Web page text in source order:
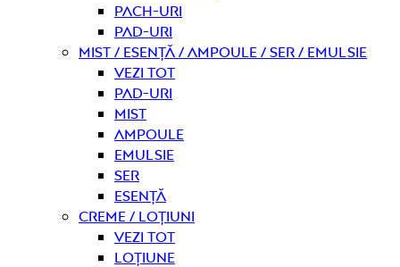
Pach-uri
Pad-uri
Mist / Esență / Ampoule / Ser / Emulsie
Vezi tot
Pad-uri
Mist
Ampoule
Emulsie
Ser
Esență
Creme / Loțiuni
Vezi tot
Loțiune